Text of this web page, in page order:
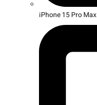
iPhone 15 Pro Max